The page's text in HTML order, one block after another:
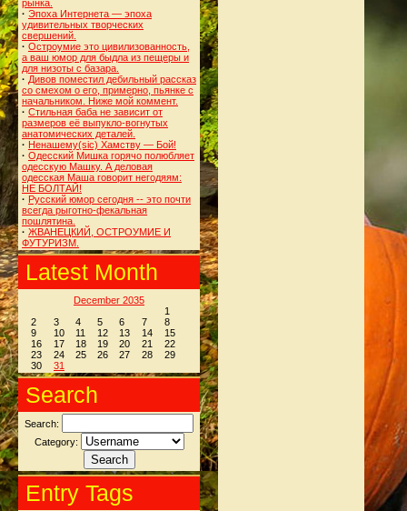
рынка.
· Эпоха Интернета — эпоха
удивительных творческих
свершений.
· Остроумие это цивилизованность,
а ваш юмор для быдла из пещеры и
для низоты с базара.
· Дивов поместил дебильный рассказ
со смехом о его, примерно, пьянке с
начальником. Ниже мой коммент.
· Стильная баба не зависит от
размеров её выпукло-вогнутых
анатомических деталей.
· Ненашему(sic) Хамству — Бой!
· Одесский Мишка горячо полюбляет
одесскую Машку. А деловая
одесская Маша говорит негодяям:
НЕ БОЛТАЙ!
· Русский юмор сегодня -- это почти
всегда рыготно-фекальная
пошлятина.
· ЖВАНЕЦКИЙ, ОСТРОУМИЕ И
ФУТУРИЗМ.
Latest Month
December 2035
1
2
3 4 5 6 7
8
9
10 11 12 13 14
15
16
17 18 19 20 21
22
23
24 25 26 27 28
29
30
31
Search
Search:
Category:
Entry Tags